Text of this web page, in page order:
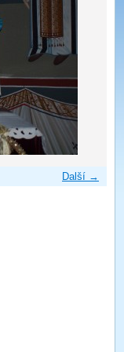
Další →